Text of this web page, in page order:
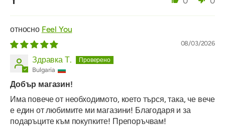
Feel You
08/03/2026
Здравка Т.
Bulgaria
Добър магазин!
Има повече от необходимото, което търся, така, че вече
е един от любимите ми магазини! Благодаря и за
подаръците към покупките! Препоръчвам!